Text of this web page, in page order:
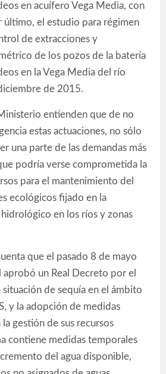
en acuífero Vega Media, con
último, el estudio para régimen
de extracciones y
de los pozos de la batería
en la Vega Media del río
de 2015.
entienden que de no
estas actuaciones, no sólo
una parte de las demandas más
podría verse comprometida la
para el mantenimiento del
ecológicos fijado en la
en los ríos y zonas
que el pasado 8 de mayo
un Real Decreto por el
situación de sequía en el ámbito
y la adopción de medidas
gestión de sus recursos
contiene medidas temporales
del agua disponible,